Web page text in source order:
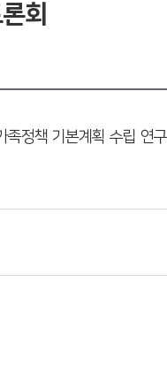
회
정책 기본계획 수립 연